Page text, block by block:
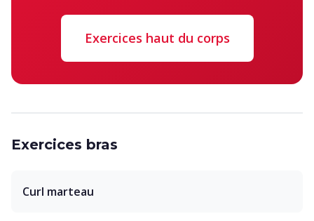
Exercices haut du corps
Exercices bras
Curl marteau